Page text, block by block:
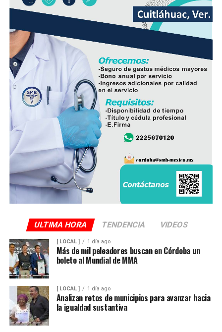
ULTIMA HORA TENDENCIA VIDEOS
[ LOCAL ] 1 día ago
Más de mil peleadores buscan en Córdoba un
boleto al Mundial de MMA
[ LOCAL ] 1 día ago
Analizan retos de municipios para avanzar hacia
la igualdad sustantiva